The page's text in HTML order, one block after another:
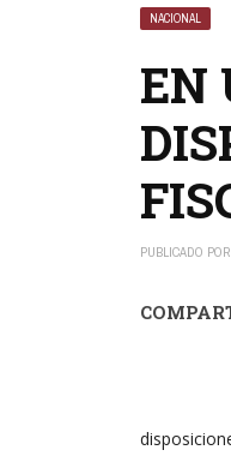
NACIONAL
EN
PUBLICADO POR